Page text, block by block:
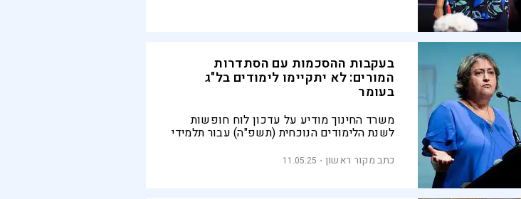
בעקבות ההסכמות עם הסתדרות
המורים: לא יתקיימו לימודים בל"ג
בעומר
משרד החינוך מודיע על עדכון לוח חופשות
לשנת הלימודים הנוכחית (תשפ"ה) עבור תלמידי
בחינוך הרשמי
כתב מקור ראשון 11.05.25